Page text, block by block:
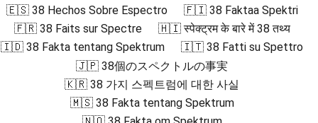
🇪🇸 38 Hechos Sobre Espectro
🇫🇮 38 Faktaa Spektri
🇫🇷 38 Faits sur Spectre
🇭🇮 स्पेक्ट्रम के बारे में 38 तथ्य
🇮🇩 38 Fakta tentang Spektrum
🇮🇹 38 Fatti su Spettro
🇯🇵 38個のスペクトルの事実
🇰🇷 38 가지 스펙트럼에 대한 사실
🇲🇸 38 Fakta tentang Spektrum